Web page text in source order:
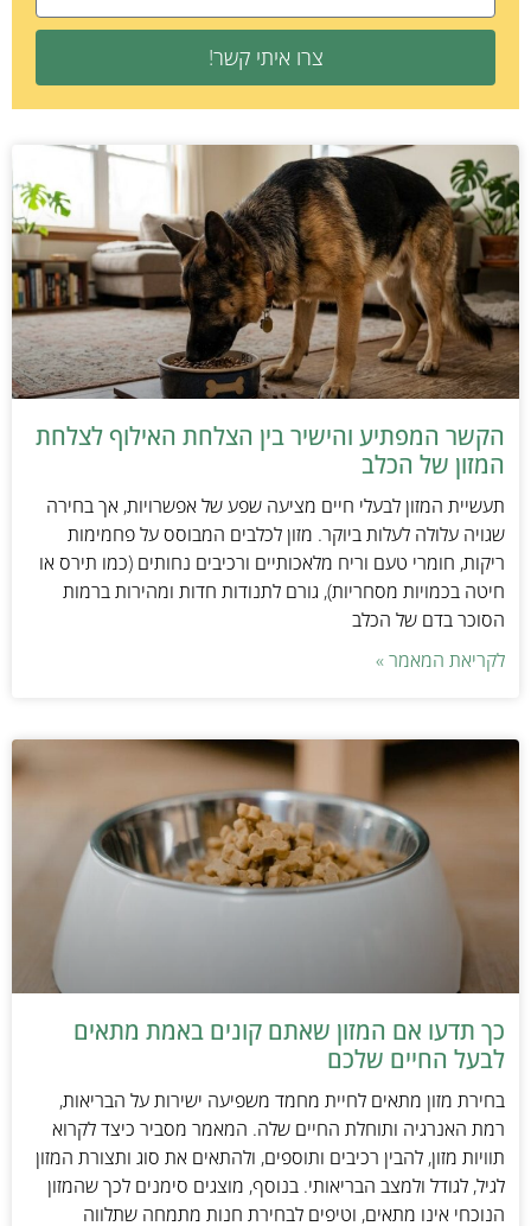
צרו איתי קשר!
הקשר המפתיע והישיר בין הצלחת האילוף לצלחת
המזון של הכלב
תעשיית המזון לבעלי חיים מציעה שפע של אפשרויות, אך בחירה
שגויה עלולה לעלות ביוקר. מזון לכלבים המבוסס על פחמימות
ריקות, חומרי טעם וריח מלאכותיים ורכיבים נחותים (כמו תירס או
חיטה בכמויות מסחריות), גורם לתנודות חדות ומהירות ברמות
הסוכר בדם של הכלב
לקריאת המאמר »
כך תדעו אם המזון שאתם קונים באמת מתאים
לבעל החיים שלכם
בחירת מזון מתאים לחיית מחמד משפיעה ישירות על הבריאות,
רמת האנרגיה ותוחלת החיים שלה. המאמר מסביר כיצד לקרוא
תוויות מזון, להבין רכיבים ותוספים, ולהתאים את סוג ותצורת המזון
לגיל, לגודל ולמצב הבריאותי. בנוסף, מוצגים סימנים לכך שהמזון
הנוכחי אינו מתאים, וטיפים לבחירת חנות מתמחה שתלווה